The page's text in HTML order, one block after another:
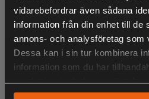
vidarebefordrar även sådana
information från din enhet till de
annons- och analysföretag som
Dessa kan i sin tur kombinera
information som du har
LIKNANDE